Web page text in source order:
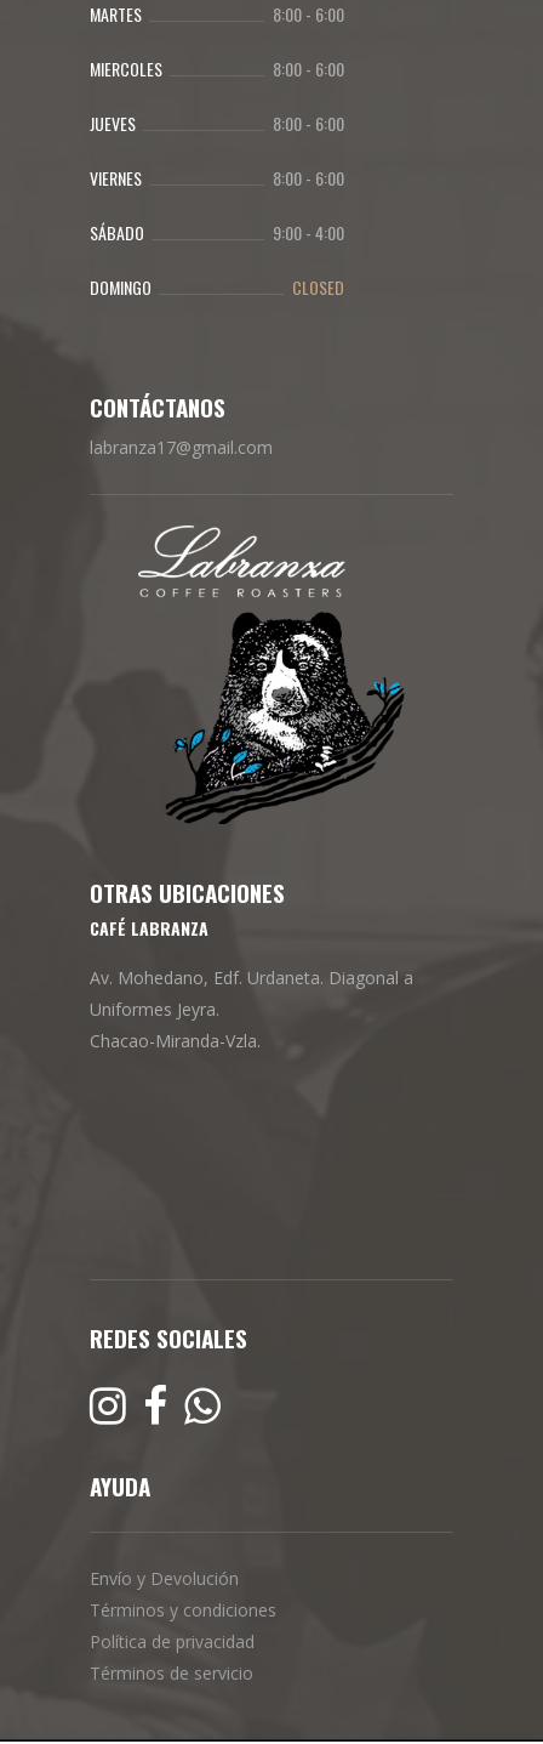
MARTES 8:00- 6:00
MIERCOLES 8:00- 6:00
JUEVES 8:00- 6:00
VIERNES 8:00- 6:00
SÁBADO 9:00-4:00
DOMINGO CLOSED
CONTÁCTANOS
labranza17@gmail.com
OTRAS UBICACIONES
CAFÉ LABRANZA
Av. Mohedano, Edf. Urdaneta. Diagonal a
Uniformes Jeyra.
Chacao-Miranda-Vzla.
REDES SOCIALES
AYUDA
Envío y Devolución
Términos y condiciones
Política de privacidad
Términos de servicio